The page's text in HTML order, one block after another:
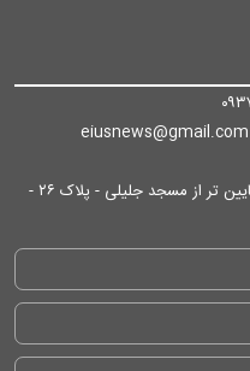
آدرس: تهران/ انتهای خیابان ایرانشهر - پایین تر از مسجد جلیلی - پلاک ۲۶ -